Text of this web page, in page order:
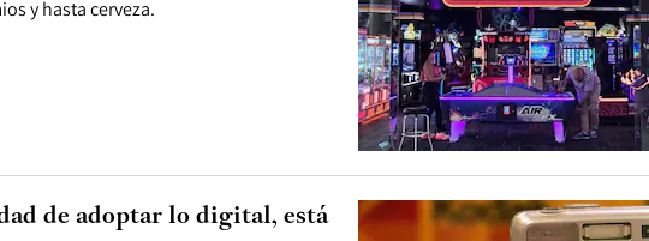
y hasta cerveza.
de adoptar lo digital, está